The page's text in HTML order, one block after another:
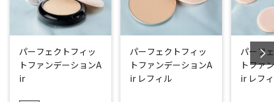
続するようになりました！パウダーにははっ水処理を施して
いるから、汗をかいても崩れにくくなっています。
国内最大値のSPF50+ PA++++はキープ。紫外線対策もバッチ
リです！
水に浸かった後に、「SPF」を保持できるかを示す「UV耐水
パーフェクトフィッ
トファンデーションA
ir
パーフェクトフィッ
トファンデーションA
ir レフィル
パーフ
トファ
ir レフ